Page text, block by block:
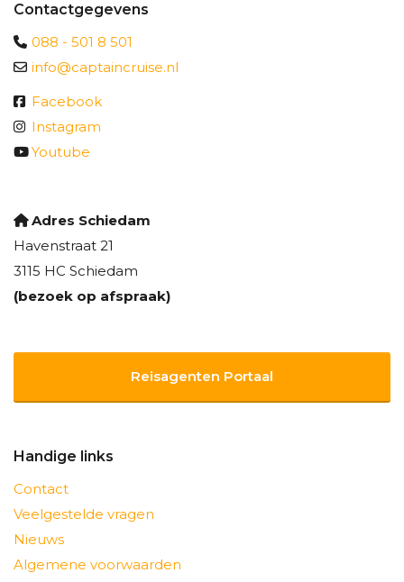
Contactgegevens
088 - 501 8 501
info@captaincruise.nl
Facebook
Instagram
Youtube
Adres Schiedam
Havenstraat 21
3115 HC Schiedam
(bezoek op afspraak)
Reisagenten Portaal
Handige links
Contact
Veelgestelde vragen
Nieuws
Algemene voorwaarden